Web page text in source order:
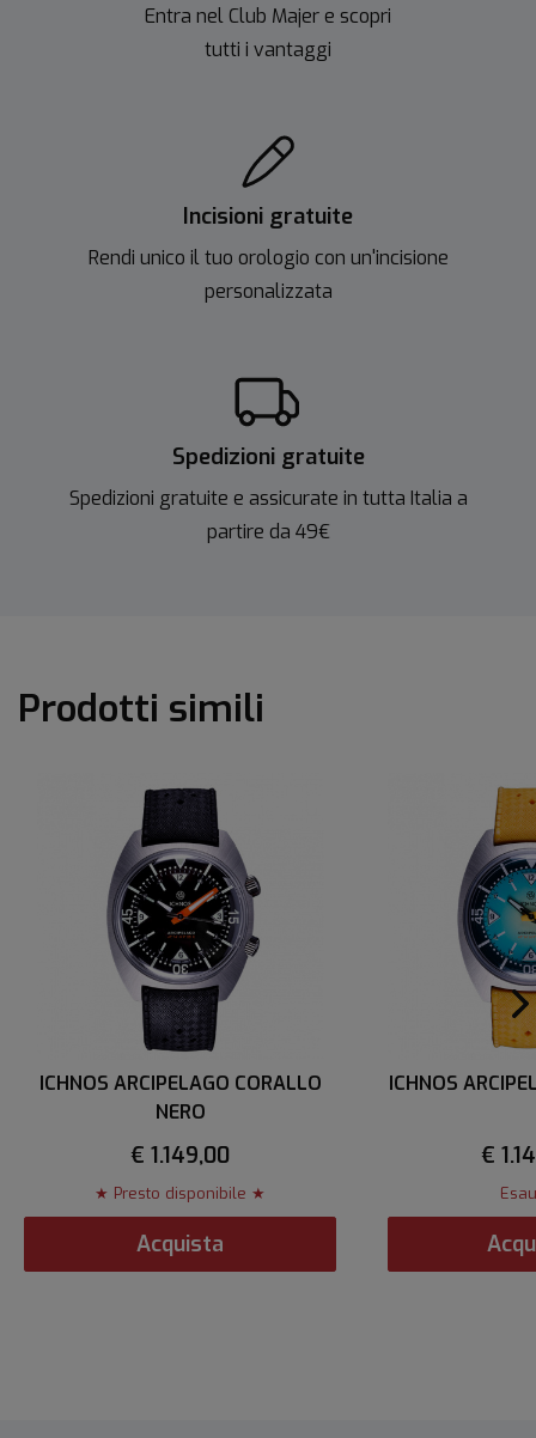
Entra nel Club Majer e scopri
tutti i vantaggi
Incisioni gratuite
Rendi unico il tuo orologio con un'incisione
personalizzata
Spedizioni gratuite
Spedizioni gratuite e assicurate in tutta Italia a
partire da 49€
Prodotti simili
ICHNOS ARCIPELAGO CORALLO
NERO
€ 1.149,00
★ Presto disponibile ★
Acquista
ICHNOS
€